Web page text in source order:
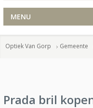
MENU
Optiek Van Gorp Gemeente
Prada bril